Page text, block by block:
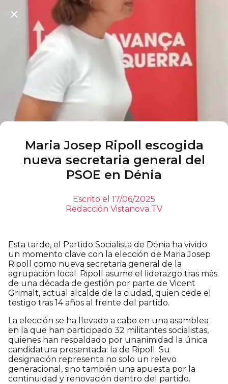
Maria Josep Ripoll escogida
nueva secretaria general del
PSOE en Dénia
Escrito el 17/06/2025
Redacción Vistanova TV
Esta tarde, el Partido Socialista de Dénia ha vivido
un momento clave con la elección de Maria Josep
Ripoll como nueva secretaria general de la
agrupación local. Ripoll asume el liderazgo tras más
de una década de gestión por parte de Vicent
Grimalt, actual alcalde de la ciudad, quien cede el
testigo tras 14 años al frente del partido.
La elección se ha llevado a cabo en una asamblea
en la que han participado 32 militantes socialistas,
quienes han respaldado por unanimidad la única
candidatura presentada: la de Ripoll. Su
designación representa no solo un relevo
generacional, sino también una apuesta por la
continuidad y renovación dentro del partido.